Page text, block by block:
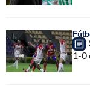
1-0